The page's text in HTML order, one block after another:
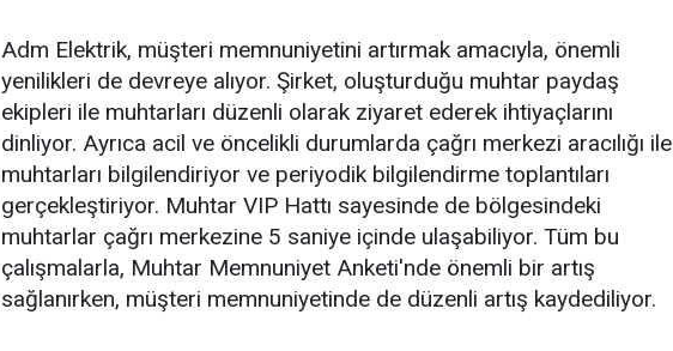
Adm Elektrik, müşteri memnuniyetini artırmak amacıyla, önemli
yenilikleri de devreye alıyor. Şirket, oluşturduğu muhtar paydaş
ekipleri ile muhtarları düzenli olarak ziyaret ederek ihtiyaçlarını
dinliyor. Ayrıca acil ve öncelikli durumlarda çağrı merkezi aracılığı ile
muhtarları bilgilendiriyor ve periyodik bilgilendirme toplantıları
gerçekleştiriyor. Muhtar VIP Hattı sayesinde de bölgesindeki
muhtarlar çağrı merkezine 5 saniye içinde ulaşabiliyor. Tüm bu
çalışmalarla, Muhtar Memnuniyet Anketi'nde önemli bir artış
sağlanırken, müşteri memnuniyetinde de düzenli artış kaydediliyor.